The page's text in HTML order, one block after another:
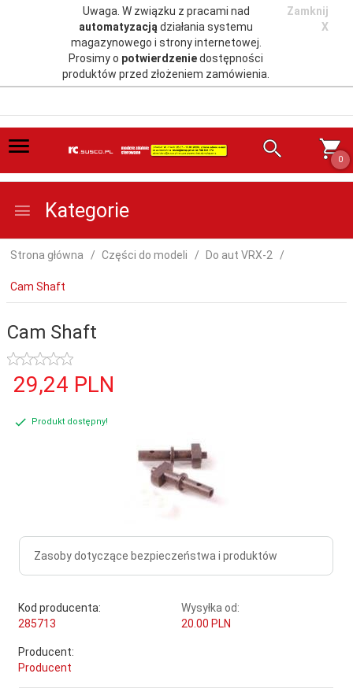
Uwaga. W związku z pracami nad
automatyzacjądziałania systemu
magazynowego i strony internetowej.
Prosimy o potwierdzeniedostępności
produktów przed złożeniem zamówienia.
Zamknij
X
0
Kategorie
Strona główna Części do modeli Do aut VRX-2
Cam Shaft
Cam Shaft
29,24 PLN
Produkt dostępny!
Zasoby dotyczące bezpieczeństwa i produktów
Kod producenta:
285713
Wysyłka od:
20.00 PLN
Producent:
Producent